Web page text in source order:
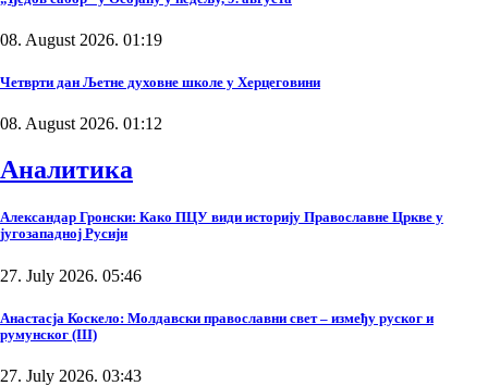
08. August 2026. 01:19
Четврти дан Љетне духовне школе у Херцеговини
08. August 2026. 01:12
Аналитика
Александар Гронски: Како ПЦУ види историју Православне Цркве у
југозападној Русији
27. July 2026. 05:46
Анастасја Коскело: Молдавски православни свет – између руског и
румунског (III)
27. July 2026. 03:43